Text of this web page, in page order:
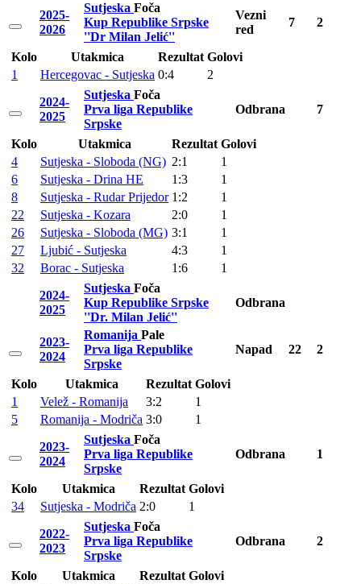
2025-
2026
Sutjeska Foča
Kup Republike Srpske
''Dr Milan Jelić''
Vezni
red
7 2
Kolo Utakmica Rezultat Golovi
1
Hercegovac - Sutjeska 0:4
2
2024-
2025
Sutjeska Foča
Prva liga Republike
Srpske
Odbrana 7
Kolo Utakmica Rezultat Golovi
4
Sutjeska - Sloboda (NG) 2:1
1
6
Sutjeska - Drina HE 1:3
1
8
Sutjeska - Rudar Prijedor 1:2
1
22
Sutjeska - Kozara 2:0
1
26
Sutjeska - Sloboda (MG) 3:1
1
27
Ljubić - Sutjeska 4:3
1
32
Borac - Sutjeska 1:6
1
2024-
2025
Sutjeska Foča
Kup Republike Srpske
''Dr. Milan Jelić''
Odbrana
2023-
2024
Romanija Pale
Prva liga Republike
Srpske
Napad 22 2
Kolo Utakmica Rezultat Golovi
1
Velež - Romanija 3:2
1
5
Romanija - Modriča 3:0
1
2023-
2024
Sutjeska Foča
Prva liga Republike
Srpske
Odbrana 1
Kolo Utakmica Rezultat Golovi
34
Sutjeska - Modriča 2:0
1
2022-
2023
Sutjeska Foča
Prva liga Republike
Srpske
Odbrana 2
Kolo Utakmica Rezultat Golovi